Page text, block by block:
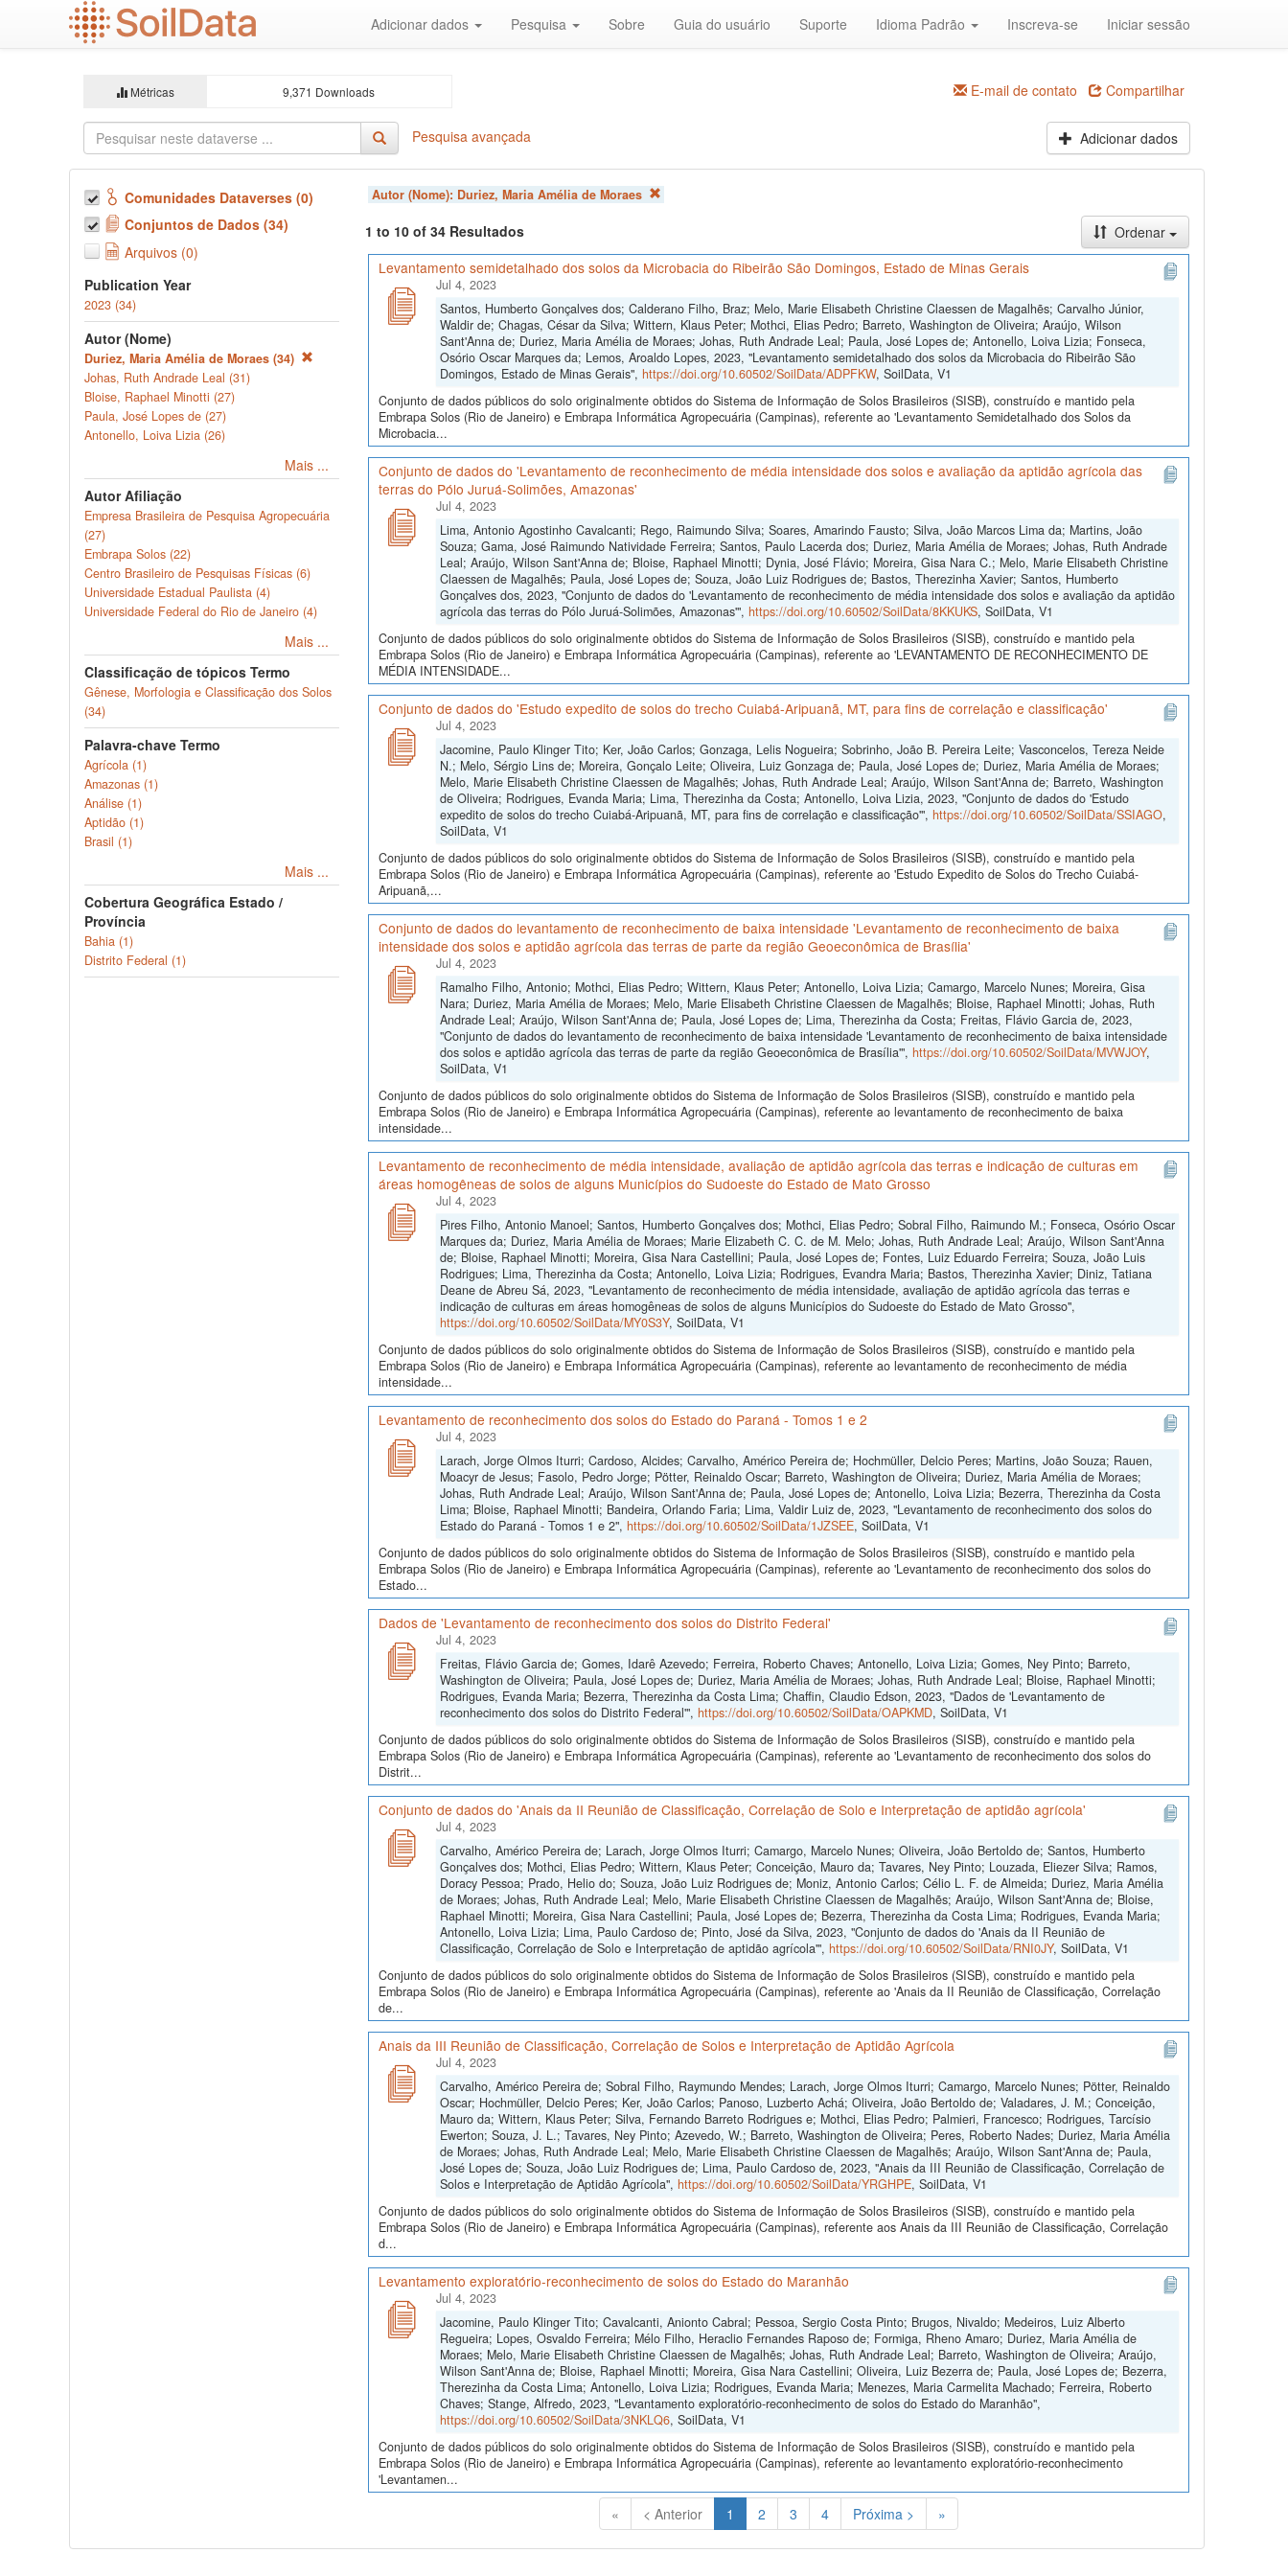
Adicionar dados Pesquisa Sobre Guia do usuário Suporte Idioma Padrão Inscreva-se Iniciar sessão
Métricas 9,371 Downloads E-mail de contato Compartilhar
Pesquisa avançada Adicionar dados
Comunidades Dataverses (0)
Conjuntos de Dados (34)
Arquivos (0)
Publication Year
2023 (34)
Autor (Nome)
Duriez, Maria Amélia de Moraes (34)
Johas, Ruth Andrade Leal (31)
Bloise, Raphael Minotti (27)
Paula, José Lopes de (27)
Antonello, Loiva Lizia (26)
Mais ...
Autor Afiliação
Empresa Brasileira de Pesquisa Agropecuária
(27)
Embrapa Solos (22)
Centro Brasileiro de Pesquisas Físicas (6)
Universidade Estadual Paulista (4)
Universidade Federal do Rio de Janeiro (4)
Mais ...
Classificação de tópicos Termo
Gênese, Morfologia e Classificação dos Solos
(34)
Palavra-chave Termo
Agrícola (1)
Amazonas (1)
Análise (1)
Aptidão (1)
Brasil (1)
Mais ...
Cobertura Geográfica Estado /
Província
Bahia (1)
Distrito Federal (1)
Autor (Nome): Duriez, Maria Amélia de Moraes
1 to 10 of 34 Resultados
Ordenar
Levantamento semidetalhado dos solos da Microbacia do Ribeirão São Domingos, Estado de Minas Gerais
Jul 4, 2023
Santos, Humberto Gonçalves dos; Calderano Filho, Braz; Melo, Marie Elisabeth Christine Claessen de Magalhẽs; Carvalho Júnior,
Waldir de; Chagas, César da Silva; Wittern, Klaus Peter; Mothci, Elias Pedro; Barreto, Washington de Oliveira; Araújo, Wilson
Sant'Anna de; Duriez, Maria Amélia de Moraes; Johas, Ruth Andrade Leal; Paula, José Lopes de; Antonello, Loiva Lizia; Fonseca,
Osório Oscar Marques da; Lemos, Aroaldo Lopes, 2023, "Levantamento semidetalhado dos solos da Microbacia do Ribeirão São
Domingos, Estado de Minas Gerais", https://doi.org/10.60502/SoilData/ADPFKW, SoilData, V1
Conjunto de dados públicos do solo originalmente obtidos do Sistema de Informação de Solos Brasileiros (SISB), construído e mantido pela
Embrapa Solos (Rio de Janeiro) e Embrapa Informática Agropecuária (Campinas), referente ao 'Levantamento Semidetalhado dos Solos da
Microbacia...
Conjunto de dados do 'Levantamento de reconhecimento de média intensidade dos solos e avaliação da aptidão agrícola das
terras do Pólo Juruá-Solimões, Amazonas'
Jul 4, 2023
Lima, Antonio Agostinho Cavalcanti; Rego, Raimundo Silva; Soares, Amarindo Fausto; Silva, João Marcos Lima da; Martins, João
Souza; Gama, José Raimundo Natividade Ferreira; Santos, Paulo Lacerda dos; Duriez, Maria Amélia de Moraes; Johas, Ruth Andrade
Leal; Araújo, Wilson Sant'Anna de; Bloise, Raphael Minotti; Dynia, José Flávio; Moreira, Gisa Nara C.; Melo, Marie Elisabeth Christine
Claessen de Magalhẽs; Paula, José Lopes de; Souza, João Luiz Rodrigues de; Bastos, Therezinha Xavier; Santos, Humberto
Gonçalves dos, 2023, "Conjunto de dados do 'Levantamento de reconhecimento de média intensidade dos solos e avaliação da aptidão
agrícola das terras do Pólo Juruá-Solimões, Amazonas'", https://doi.org/10.60502/SoilData/8KKUKS, SoilData, V1
Conjunto de dados públicos do solo originalmente obtidos do Sistema de Informação de Solos Brasileiros (SISB), construído e mantido pela
Embrapa Solos (Rio de Janeiro) e Embrapa Informática Agropecuária (Campinas), referente ao 'LEVANTAMENTO DE RECONHECIMENTO DE
MÉDIA INTENSIDADE...
Conjunto de dados do 'Estudo expedito de solos do trecho Cuiabá-Aripuanã, MT, para fins de correlação e classificação'
Jul 4, 2023
Jacomine, Paulo Klinger Tito; Ker, João Carlos; Gonzaga, Lelis Nogueira; Sobrinho, João B. Pereira Leite; Vasconcelos, Tereza Neide
N.; Melo, Sérgio Lins de; Moreira, Gonçalo Leite; Oliveira, Luiz Gonzaga de; Paula, José Lopes de; Duriez, Maria Amélia de Moraes;
Melo, Marie Elisabeth Christine Claessen de Magalhẽs; Johas, Ruth Andrade Leal; Araújo, Wilson Sant'Anna de; Barreto, Washington
de Oliveira; Rodrigues, Evanda Maria; Lima, Therezinha da Costa; Antonello, Loiva Lizia, 2023, "Conjunto de dados do 'Estudo
expedito de solos do trecho Cuiabá-Aripuanã, MT, para fins de correlação e classificação'", https://doi.org/10.60502/SoilData/SSIAGO,
SoilData, V1
Conjunto de dados públicos do solo originalmente obtidos do Sistema de Informação de Solos Brasileiros (SISB), construído e mantido pela
Embrapa Solos (Rio de Janeiro) e Embrapa Informática Agropecuária (Campinas), referente ao 'Estudo Expedito de Solos do Trecho Cuiabá-
Aripuanã,...
Conjunto de dados do levantamento de reconhecimento de baixa intensidade 'Levantamento de reconhecimento de baixa
intensidade dos solos e aptidão agrícola das terras de parte da região Geoeconômica de Brasília'
Jul 4, 2023
Ramalho Filho, Antonio; Mothci, Elias Pedro; Wittern, Klaus Peter; Antonello, Loiva Lizia; Camargo, Marcelo Nunes; Moreira, Gisa
Nara; Duriez, Maria Amélia de Moraes; Melo, Marie Elisabeth Christine Claessen de Magalhẽs; Bloise, Raphael Minotti; Johas, Ruth
Andrade Leal; Araújo, Wilson Sant'Anna de; Paula, José Lopes de; Lima, Therezinha da Costa; Freitas, Flávio Garcia de, 2023,
"Conjunto de dados do levantamento de reconhecimento de baixa intensidade 'Levantamento de reconhecimento de baixa intensidade
dos solos e aptidão agrícola das terras de parte da região Geoeconômica de Brasília'", https://doi.org/10.60502/SoilData/MVWJOY,
SoilData, V1
Conjunto de dados públicos do solo originalmente obtidos do Sistema de Informação de Solos Brasileiros (SISB), construído e mantido pela
Embrapa Solos (Rio de Janeiro) e Embrapa Informática Agropecuária (Campinas), referente ao levantamento de reconhecimento de baixa
intensidade...
Levantamento de reconhecimento de média intensidade, avaliação de aptidão agrícola das terras e indicação de culturas em
áreas homogêneas de solos de alguns Municípios do Sudoeste do Estado de Mato Grosso
Jul 4, 2023
Pires Filho, Antonio Manoel; Santos, Humberto Gonçalves dos; Mothci, Elias Pedro; Sobral Filho, Raimundo M.; Fonseca, Osório Oscar
Marques da; Duriez, Maria Amélia de Moraes; Marie Elizabeth C. C. de M. Melo; Johas, Ruth Andrade Leal; Araújo, Wilson Sant'Anna
de; Bloise, Raphael Minotti; Moreira, Gisa Nara Castellini; Paula, José Lopes de; Fontes, Luiz Eduardo Ferreira; Souza, João Luis
Rodrigues; Lima, Therezinha da Costa; Antonello, Loiva Lizia; Rodrigues, Evandra Maria; Bastos, Therezinha Xavier; Diniz, Tatiana
Deane de Abreu Sá, 2023, "Levantamento de reconhecimento de média intensidade, avaliação de aptidão agrícola das terras e
indicação de culturas em áreas homogêneas de solos de alguns Municípios do Sudoeste do Estado de Mato Grosso",
https://doi.org/10.60502/SoilData/MY0S3Y, SoilData, V1
Conjunto de dados públicos do solo originalmente obtidos do Sistema de Informação de Solos Brasileiros (SISB), construído e mantido pela
Embrapa Solos (Rio de Janeiro) e Embrapa Informática Agropecuária (Campinas), referente ao levantamento de reconhecimento de média
intensidade...
Levantamento de reconhecimento dos solos do Estado do Paraná - Tomos 1 e 2
Jul 4, 2023
Larach, Jorge Olmos Iturri; Cardoso, Alcides; Carvalho, Américo Pereira de; Hochmüller, Delcio Peres; Martins, João Souza; Rauen,
Moacyr de Jesus; Fasolo, Pedro Jorge; Pötter, Reinaldo Oscar; Barreto, Washington de Oliveira; Duriez, Maria Amélia de Moraes;
Johas, Ruth Andrade Leal; Araújo, Wilson Sant'Anna de; Paula, José Lopes de; Antonello, Loiva Lizia; Bezerra, Therezinha da Costa
Lima; Bloise, Raphael Minotti; Bandeira, Orlando Faria; Lima, Valdir Luiz de, 2023, "Levantamento de reconhecimento dos solos do
Estado do Paraná - Tomos 1 e 2", https://doi.org/10.60502/SoilData/1JZSEE, SoilData, V1
Conjunto de dados públicos do solo originalmente obtidos do Sistema de Informação de Solos Brasileiros (SISB), construído e mantido pela
Embrapa Solos (Rio de Janeiro) e Embrapa Informática Agropecuária (Campinas), referente ao 'Levantamento de reconhecimento dos solos do
Estado...
Dados de 'Levantamento de reconhecimento dos solos do Distrito Federal'
Jul 4, 2023
Freitas, Flávio Garcia de; Gomes, Idarê Azevedo; Ferreira, Roberto Chaves; Antonello, Loiva Lizia; Gomes, Ney Pinto; Barreto,
Washington de Oliveira; Paula, José Lopes de; Duriez, Maria Amélia de Moraes; Johas, Ruth Andrade Leal; Bloise, Raphael Minotti;
Rodrigues, Evanda Maria; Bezerra, Therezinha da Costa Lima; Chaffin, Claudio Edson, 2023, "Dados de 'Levantamento de
reconhecimento dos solos do Distrito Federal'", https://doi.org/10.60502/SoilData/OAPKMD, SoilData, V1
Conjunto de dados públicos do solo originalmente obtidos do Sistema de Informação de Solos Brasileiros (SISB), construído e mantido pela
Embrapa Solos (Rio de Janeiro) e Embrapa Informática Agropecuária (Campinas), referente ao 'Levantamento de reconhecimento dos solos do
Distrit...
Conjunto de dados do 'Anais da II Reunião de Classificação, Correlação de Solo e Interpretação de aptidão agrícola'
Jul 4, 2023
Carvalho, Américo Pereira de; Larach, Jorge Olmos Iturri; Camargo, Marcelo Nunes; Oliveira, João Bertoldo de; Santos, Humberto
Gonçalves dos; Mothci, Elias Pedro; Wittern, Klaus Peter; Conceição, Mauro da; Tavares, Ney Pinto; Louzada, Eliezer Silva; Ramos,
Doracy Pessoa; Prado, Helio do; Souza, João Luiz Rodrigues de; Moniz, Antonio Carlos; Célio L. F. de Almeida; Duriez, Maria Amélia
de Moraes; Johas, Ruth Andrade Leal; Melo, Marie Elisabeth Christine Claessen de Magalhẽs; Araújo, Wilson Sant'Anna de; Bloise,
Raphael Minotti; Moreira, Gisa Nara Castellini; Paula, José Lopes de; Bezerra, Therezinha da Costa Lima; Rodrigues, Evanda Maria;
Antonello, Loiva Lizia; Lima, Paulo Cardoso de; Pinto, José da Silva, 2023, "Conjunto de dados do 'Anais da II Reunião de
Classificação, Correlação de Solo e Interpretação de aptidão agrícola'", https://doi.org/10.60502/SoilData/RNI0JY, SoilData, V1
Conjunto de dados públicos do solo originalmente obtidos do Sistema de Informação de Solos Brasileiros (SISB), construído e mantido pela
Embrapa Solos (Rio de Janeiro) e Embrapa Informática Agropecuária (Campinas), referente ao 'Anais da II Reunião de Classificação, Correlação
de...
Anais da III Reunião de Classificação, Correlação de Solos e Interpretação de Aptidão Agrícola
Jul 4, 2023
Carvalho, Américo Pereira de; Sobral Filho, Raymundo Mendes; Larach, Jorge Olmos Iturri; Camargo, Marcelo Nunes; Pötter, Reinaldo
Oscar; Hochmüller, Delcio Peres; Ker, João Carlos; Panoso, Luzberto Achá; Oliveira, João Bertoldo de; Valadares, J. M.; Conceição,
Mauro da; Wittern, Klaus Peter; Silva, Fernando Barreto Rodrigues e; Mothci, Elias Pedro; Palmieri, Francesco; Rodrigues, Tarcísio
Ewerton; Souza, J. L.; Tavares, Ney Pinto; Azevedo, W.; Barreto, Washington de Oliveira; Peres, Roberto Nades; Duriez, Maria Amélia
de Moraes; Johas, Ruth Andrade Leal; Melo, Marie Elisabeth Christine Claessen de Magalhẽs; Araújo, Wilson Sant'Anna de; Paula,
José Lopes de; Souza, João Luiz Rodrigues de; Lima, Paulo Cardoso de, 2023, "Anais da III Reunião de Classificação, Correlação de
Solos e Interpretação de Aptidão Agrícola", https://doi.org/10.60502/SoilData/YRGHPE, SoilData, V1
Conjunto de dados públicos do solo originalmente obtidos do Sistema de Informação de Solos Brasileiros (SISB), construído e mantido pela
Embrapa Solos (Rio de Janeiro) e Embrapa Informática Agropecuária (Campinas), referente aos Anais da III Reunião de Classificação, Correlação
d...
Levantamento exploratório-reconhecimento de solos do Estado do Maranhão
Jul 4, 2023
Jacomine, Paulo Klinger Tito; Cavalcanti, Anionto Cabral; Pessoa, Sergio Costa Pinto; Brugos, Nivaldo; Medeiros, Luiz Alberto
Regueira; Lopes, Osvaldo Ferreira; Mélo Filho, Heraclio Fernandes Raposo de; Formiga, Rheno Amaro; Duriez, Maria Amélia de
Moraes; Melo, Marie Elisabeth Christine Claessen de Magalhẽs; Johas, Ruth Andrade Leal; Barreto, Washington de Oliveira; Araújo,
Wilson Sant'Anna de; Bloise, Raphael Minotti; Moreira, Gisa Nara Castellini; Oliveira, Luiz Bezerra de; Paula, José Lopes de; Bezerra,
Therezinha da Costa Lima; Antonello, Loiva Lizia; Rodrigues, Evanda Maria; Menezes, Maria Carmelita Machado; Ferreira, Roberto
Chaves; Stange, Alfredo, 2023, "Levantamento exploratório-reconhecimento de solos do Estado do Maranhão",
https://doi.org/10.60502/SoilData/3NKLQ6, SoilData, V1
Conjunto de dados públicos do solo originalmente obtidos do Sistema de Informação de Solos Brasileiros (SISB), construído e mantido pela
Embrapa Solos (Rio de Janeiro) e Embrapa Informática Agropecuária (Campinas), referente ao levantamento exploratório-reconhecimento
'Levantamen...
« < Anterior 1 (Atual)
2 3 4 Próxima > »